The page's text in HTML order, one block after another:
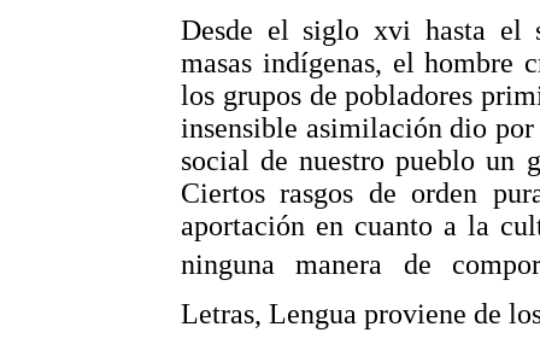
Desde el siglo xvi hasta el
masas indígenas, el hombre
los grupos de pobladores
insensible asimilación dio
social de nuestro pueblo un
Ciertos rasgos de orden
aportación en cuanto a la
ninguna manera de
Letras, Lengua proviene de